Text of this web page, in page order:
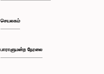
செயலகம்
பாராளுமன்ற நேரலை